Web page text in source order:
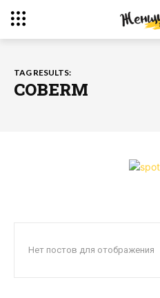
TAG RESULTS:
COBERM
Нет постов для отображения